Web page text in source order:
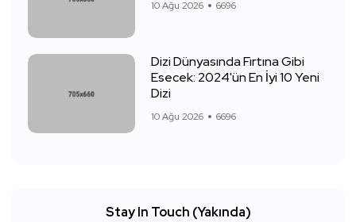
10 Ağu 2026 6696
Dizi Dünyasında Fırtına Gibi
Esecek: 2024'ün En İyi 10 Yeni
Dizi
10 Ağu 2026 6696
Stay In Touch (Yakında)